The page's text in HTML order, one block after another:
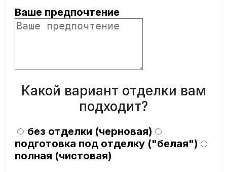
Ваше предпочтение
Какой вариант отделки вам
подходит?
без отделки (черновая)
подготовка под отделку ("белая")
полная (чистовая)